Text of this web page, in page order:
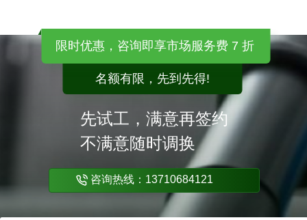
限时优惠，咨询即享市场服务费 7 折
名额有限，先到先得!
先试工，满意再签约
不满意随时调换
咨询热线：13710684121